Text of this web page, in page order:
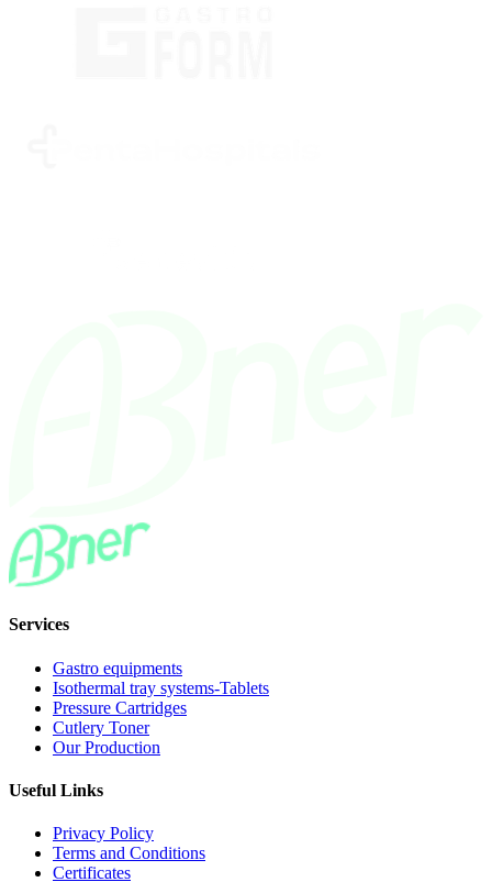
Services
Gastro equipments
Isothermal tray systems-Tablets
Pressure Cartridges
Cutlery Toner
Our Production
Useful Links
Privacy Policy
Terms and Conditions
Certificates